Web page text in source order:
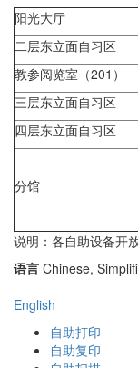
阳光大厅
二层东立面自习区
教参阅览室（201）
三层东立面自习区
四层东立面自习区
分馆
说明：各自助设备开
语言 Chinese,
English
自助打印
自助复印